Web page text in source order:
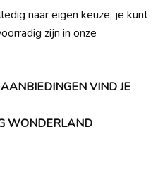
naar eigen keuze, je kunt
zijn in onze
VIND JE
WONDERLAND